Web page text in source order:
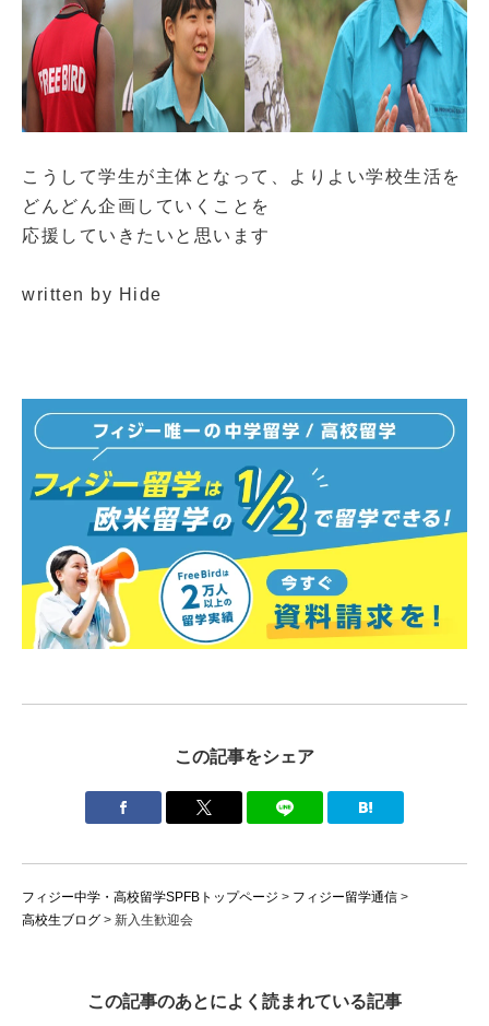
こうして学生が主体となって、よりよい学校生活を
どんどん企画していくことを
応援していきたいと思います
written by Hide
この記事をシェア
フィジー中学・高校留学SPFBトップページ > フィジー留学通信 >
高校生ブログ > 新入生歓迎会
この記事のあとによく読まれている記事